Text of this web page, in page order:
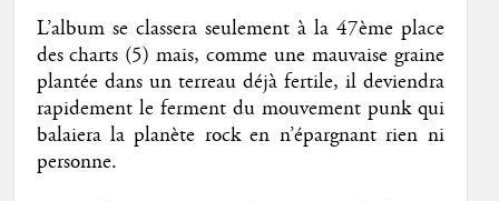
L’album se classera seulement à la 47ème place
des charts (5) mais, comme une mauvaise graine
plantée dans un terreau déjà fertile, il deviendra
rapidement le ferment du mouvement punk qui
balaiera la planète rock en n’épargnant rien ni
personne.